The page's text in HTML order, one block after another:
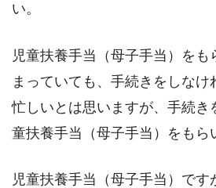
い。
児童扶養手当（母子手当）をも
まっていても、手続きをしなけ
忙しいとは思いますが、手続き
童扶養手当（母子手当）をもら
児童扶養手当（母子手当）です